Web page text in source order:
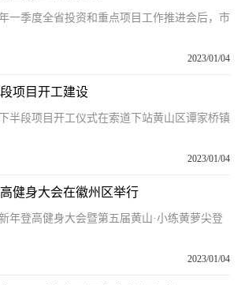
一季度全省投资和重点项目工作推进会后，市
2023/01/04
项目开工建设
半段项目开工仪式在索道下站黄山区谭家桥镇
2023/01/04
健身大会在徽州区举行
年登高健身大会暨第五届黄山·小练黄萝尖登
2023/01/04